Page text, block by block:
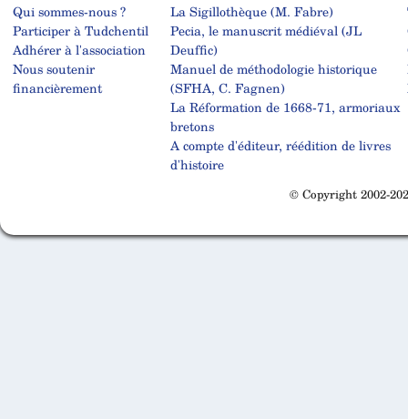
Qui sommes-nous ?
Participer à Tudchentil
Adhérer à l'association
Nous soutenir
financièrement
La Sigillothèque (M. Fabre)
Pecia, le manuscrit médiéval (JL
Deuffic)
Manuel de méthodologie historique
(SFHA, C. Fagnen)
La Réformation de 1668-71, armoriaux
bretons
A compte d'éditeur, réédition de livres
d'histoire
© Copyright 2002-